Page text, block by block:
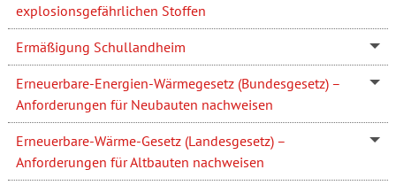
explosionsgefährlichen Stoffen
Ermäßigung Schullandheim
Erneuerbare-Energien-Wärmegesetz (Bundesgesetz) –
Anforderungen für Neubauten nachweisen
Erneuerbare-Wärme-Gesetz (Landesgesetz) –
Anforderungen für Altbauten nachweisen